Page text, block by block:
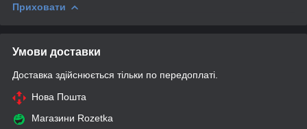
Приховати
Умови доставки
Доставка здійснюється тільки по передоплаті.
Нова Пошта
Магазини Rozetka